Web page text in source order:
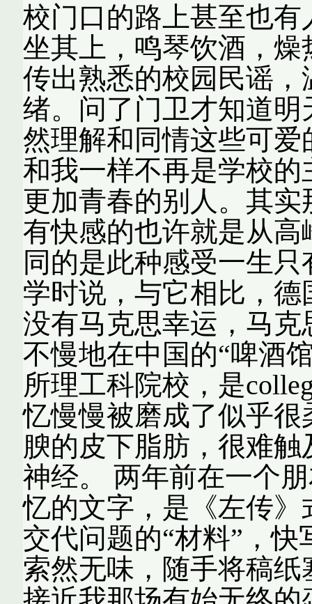
校门口的路上甚至也
坐其上，鸣琴饮酒，
传出熟悉的校园民谣
绪。问了门卫才知道
然理解和同情这些可
和我一样不再是学校
更加青春的别人。其
有快感的也许就是从
同的是此种感受一生
学时说，与它相比，
没有马克思幸运，马克
不慢地在中国的“啤酒
所理工科院校，是
忆慢慢被磨成了似乎
腴的皮下脂肪，很难
神经。 两年前在一个
忆的文字，是《左传
交代问题的“材料”，
索然无味，随手将稿